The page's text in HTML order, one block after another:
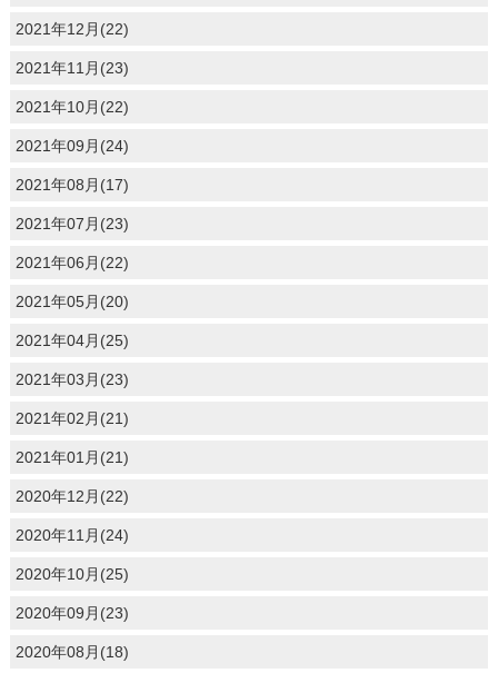
2021年12月(22)
2021年11月(23)
2021年10月(22)
2021年09月(24)
2021年08月(17)
2021年07月(23)
2021年06月(22)
2021年05月(20)
2021年04月(25)
2021年03月(23)
2021年02月(21)
2021年01月(21)
2020年12月(22)
2020年11月(24)
2020年10月(25)
2020年09月(23)
2020年08月(18)